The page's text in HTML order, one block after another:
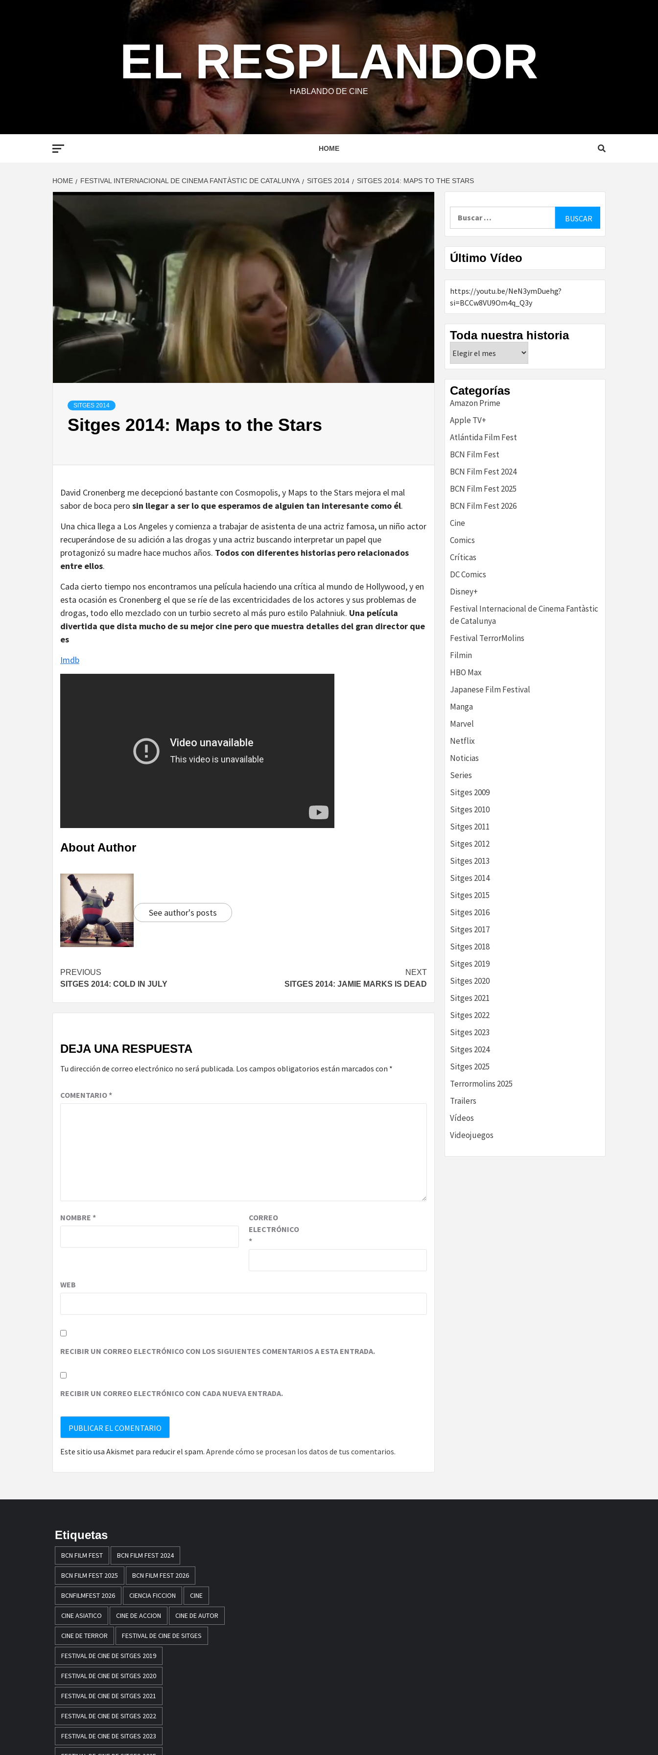
EL RESPLANDOR
HABLANDO DE CINE
HOME
HOME FESTIVAL INTERNACIONAL DE CINEMA FANTÀSTIC DE CATALUNYA SITGES 2014 SITGES 2014: MAPS TO THE STARS
SITGES 2014
Sitges 2014: Maps to the Stars
David Cronenberg me decepcionó bastante con Cosmopolis, y Maps to the Stars mejora el mal
sabor de boca pero sin llegar a ser lo que esperamos de alguien tan interesante como él.
Una chica llega a Los Angeles y comienza a trabajar de asistenta de una actriz famosa, un niño actor
recuperándose de su adición a las drogas y una actriz buscando interpretar un papel que
protagonizó su madre hace muchos años. Todos con diferentes historias pero relacionados
entre ellos.
Cada cierto tiempo nos encontramos una película haciendo una crítica al mundo de Hollywood, y en
esta ocasión es Cronenberg el que se ríe de las excentricidades de los actores y sus problemas de
drogas, todo ello mezclado con un turbio secreto al más puro estilo Palahniuk. Una película
divertida que dista mucho de su mejor cine pero que muestra detalles del gran director que
es
Imdb
About Author
See author's posts
Continue
Reading
PREVIOUS
SITGES 2014: COLD IN JULY
NEXT
SITGES 2014: JAMIE MARKS IS DEAD
DEJA UNA RESPUESTA
Tu dirección de correo electrónico no será publicada. Los campos obligatorios están marcados con *
COMENTARIO*
NOMBRE *
CORREO
ELECTRÓNICO
*
WEB
RECIBIR UN CORREO ELECTRÓNICO CON LOS SIGUIENTES COMENTARIOS A ESTA ENTRADA.
RECIBIR UN CORREO ELECTRÓNICO CON CADA NUEVA ENTRADA.
Este sitio usa Akismet para reducir el spam. Aprende cómo se procesan los datos de tus comentarios.
Último Vídeo
https://youtu.be/NeN3ymDuehg?
si=BCCw8VU9Om4q_Q3y
Toda nuestra historia
nuestra
historia
Categorías
Amazon Prime
Apple TV+
Atlántida Film Fest
BCN Film Fest
BCN Film Fest 2024
BCN Film Fest 2025
BCN Film Fest 2026
Cine
Comics
Críticas
DC Comics
Disney+
Festival Internacional de Cinema Fantàstic
de Catalunya
Festival TerrorMolins
Filmin
HBO Max
Japanese Film Festival
Manga
Marvel
Netflix
Noticias
Series
Sitges 2009
Sitges 2010
Sitges 2011
Sitges 2012
Sitges 2013
Sitges 2014
Sitges 2015
Sitges 2016
Sitges 2017
Sitges 2018
Sitges 2019
Sitges 2020
Sitges 2021
Sitges 2022
Sitges 2023
Sitges 2024
Sitges 2025
Terrormolins 2025
Trailers
Vídeos
Videojuegos
Etiquetas
BCN FILM FEST BCN FILM FEST 2024
BCN FILM FEST 2025 BCN FILM FEST 2026
BCNFILMFEST 2026 CIENCIA FICCION CINE
CINE ASIATICO CINE DE ACCION CINE DE AUTOR
CINE DE TERROR FESTIVAL DE CINE DE SITGES
FESTIVAL DE CINE DE SITGES 2019
FESTIVAL DE CINE DE SITGES 2020
FESTIVAL DE CINE DE SITGES 2021
FESTIVAL DE CINE DE SITGES 2022
FESTIVAL DE CINE DE SITGES 2023